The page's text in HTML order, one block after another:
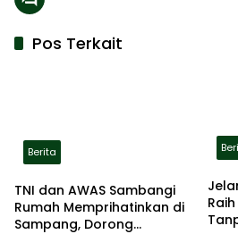
Pos Terkait
Berita
TNI dan AWAS Sambangi
Rumah Memprihatinkan di
Sampang, Dorong